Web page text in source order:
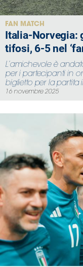
Contatti
Assicurazione
Social media
FAN MATCH
Italia-Norvegia:
tifosi, 6-5 nel
L’amichevole è
per i partecipanti in
biglietto per la partita
16 novembre 2025